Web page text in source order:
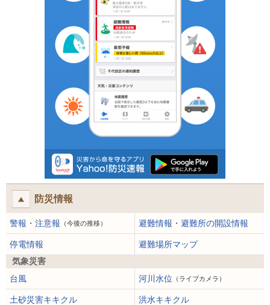
防災情報
警報・注意報 （今後の推移） 避難情報・避難所の開設情報
停電情報
避難場所マップ
気象災害
台風
河川水位 （ライブカメラ）
土砂災害キキクル
洪水キキクル